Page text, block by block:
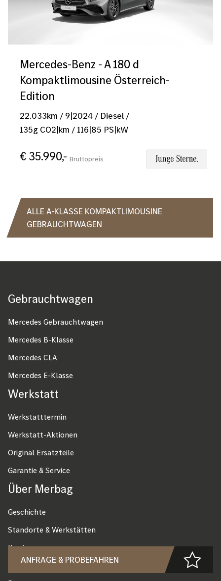
ANFRAGE & PROBEFAHREN
Mercedes-Benz - A 180 d
Kompaktlimousine Österreich-
Edition
22.033km / 9|2024 / Diesel /
135g CO2|km / 116|85 PS|kW
€ 35.990,- Bruttopreis
ALLE A-KLASSE KOMPAKTLIMOUSINE
GEBRAUCHTWAGEN
Fußzeile
Gebrauchtwagen
Mercedes Gebrauchtwagen
Mercedes B-Klasse
Mercedes CLA
Mercedes E-Klasse
Werkstatt
Werkstatttermin
Werkstatt-Aktionen
Original Ersatzteile
Garantie & Service
Über Merbag
Geschichte
Standorte & Werkstätten
Karriere
Lehre bei Merbag